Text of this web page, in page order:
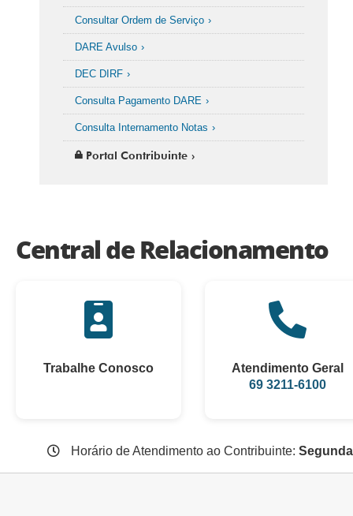
Consultar Ordem de Serviço
DARE Avulso
DEC DIRF
Consulta Pagamento DARE
Consulta Internamento Notas
Portal Contribuinte
Central de Relacionamento
Trabalhe Conosco
Atendimento Geral
69 3211-6100
Horário de Atendimento ao Contribuinte: